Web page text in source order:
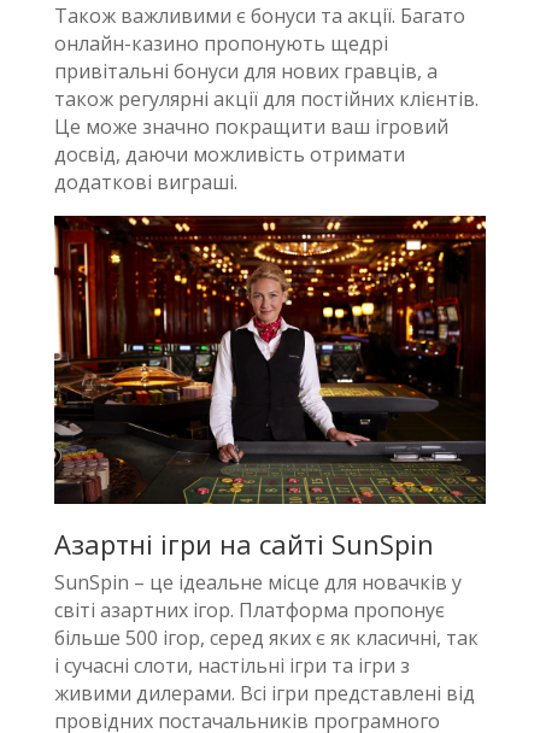
Також важливими є бонуси та акції. Багато
онлайн-казино пропонують щедрі
привітальні бонуси для нових гравців, а
також регулярні акції для постійних клієнтів.
Це може значно покращити ваш ігровий
досвід, даючи можливість отримати
додаткові виграші.
Азартні ігри на сайті SunSpin
SunSpin – це ідеальне місце для новачків у
світі азартних ігор. Платформа пропонує
більше 500 ігор, серед яких є як класичні, так
і сучасні слоти, настільні ігри та ігри з
живими дилерами. Всі ігри представлені від
провідних постачальників програмного